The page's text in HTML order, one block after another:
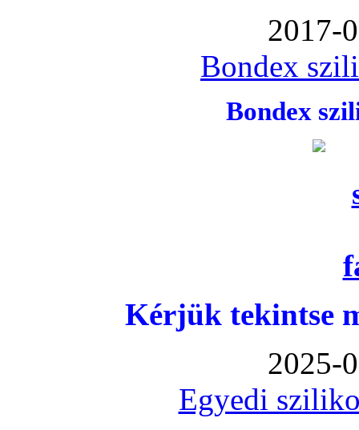
2017-
Bondex
Bondex
Kérjük tekintse
2025-
Egyedi